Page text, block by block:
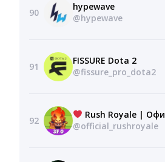
90
hypewave
@hypewave
91
FISSURE Dota 2
@fissure_pro_dota2
92
Rush Royale | Официальный канал
@official_rushroyale